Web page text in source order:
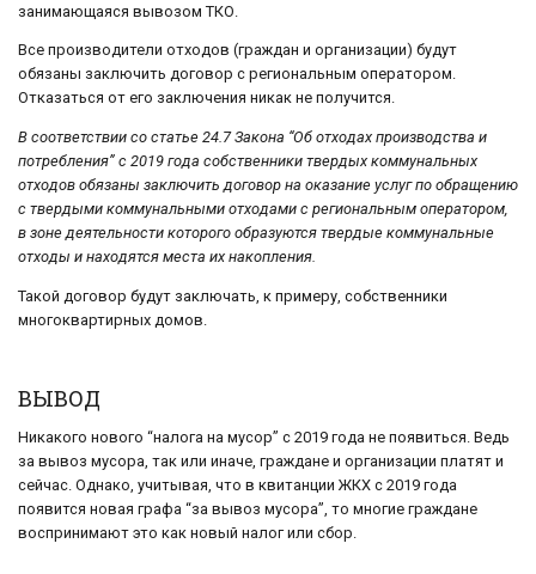
занимающаяся вывозом ТКО.
Все производители отходов (граждан и организации) будут
обязаны заключить договор с региональным оператором.
Отказаться от его заключения никак не получится.
В соответствии со статье 24.7 Закона “Об отходах производства и
потребления” с 2019 года собственники твердых коммунальных
отходов обязаны заключить договор на оказание услуг по обращению
с твердыми коммунальными отходами с региональным оператором,
в зоне деятельности которого образуются твердые коммунальные
отходы и находятся места их накопления.
Такой договор будут заключать, к примеру, собственники
многоквартирных домов.
ВЫВОД
Никакого нового “налога на мусор” с 2019 года не появиться. Ведь
за вывоз мусора, так или иначе, граждане и организации платят и
сейчас. Однако, учитывая, что в квитанции ЖКХ с 2019 года
появится новая графа “за вывоз мусора”, то многие граждане
воспринимают это как новый налог или сбор.